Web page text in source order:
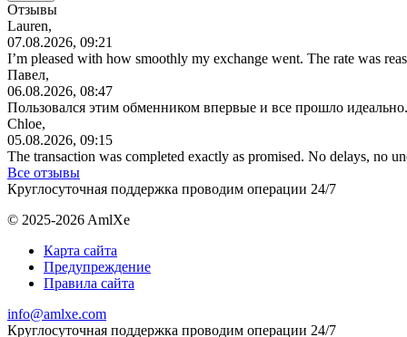
Отзывы
Lauren,
07.08.2026, 09:21
I’m pleased with how smoothly my exchange went. The rate was
Павел,
06.08.2026, 08:47
Пользовался этим обменником впервые и все прошло
Chloe,
05.08.2026, 09:15
The transaction was completed exactly as promised. No delays, no
Все отзывы
Круглосуточная поддержка проводим операции 24/7
© 2025-2026 AmlXe
Карта сайта
Предупреждение
Правила сайта
info@amlxe.com
Круглосуточная поддержка проводим операции 24/7